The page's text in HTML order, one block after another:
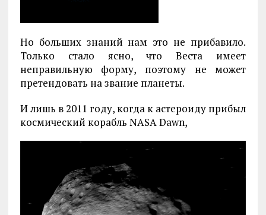
Но больших знаний нам это не прибавило.
Только стало ясно, что Веста имеет
неправильную форму, поэтому не может
претендовать на звание планеты.
И лишь в 2011 году, когда к астероиду прибыл
космический корабль NASA Dawn,